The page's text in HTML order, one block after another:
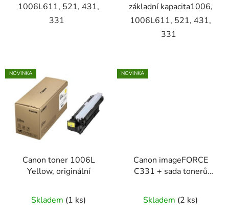
1006L611, 521, 431,
331
základní kapacita1006,
1006L611, 521, 431,
331
NOVINKA
Canon toner 1006L
Yellow, originální
Skladem (1 ks)
NOVINKA
Canon imageFORCE
C331 + sada tonerů
Skladem (2 ks)